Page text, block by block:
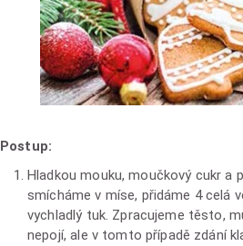
Postup:
Hladkou mouku, moučkový cukr a
smícháme v míse, přidáme 4 celá
vychladlý tuk. Zpracujeme těsto,
nepojí, ale v tomto případě zdání